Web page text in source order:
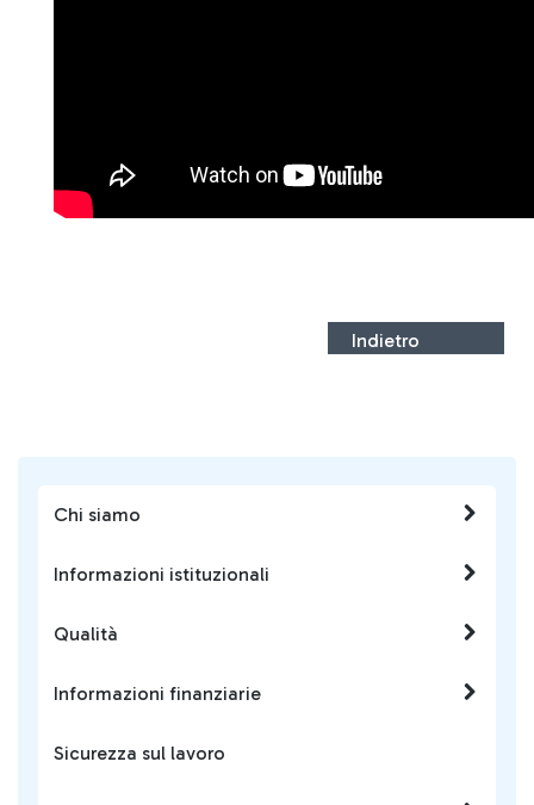
Chi siamo
Informazioni istituzionali
Qualità
Informazioni finanziarie
Sicurezza sul lavoro
Indietro